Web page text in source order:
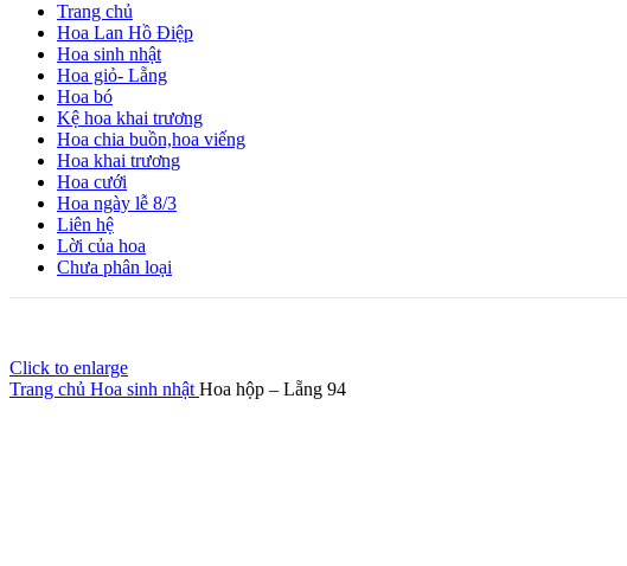
Trang chủ
Hoa Lan Hồ Điệp
Hoa sinh nhật
Hoa giỏ- Lẵng
Hoa bó
Kệ hoa khai trương
Hoa chia buồn,hoa viếng
Hoa khai trương
Hoa cưới
Hoa ngày lễ 8/3
Liên hệ
Lời của hoa
Chưa phân loại
Click to enlarge
Trang chủ Hoa sinh nhật Hoa hộp – Lẵng 94